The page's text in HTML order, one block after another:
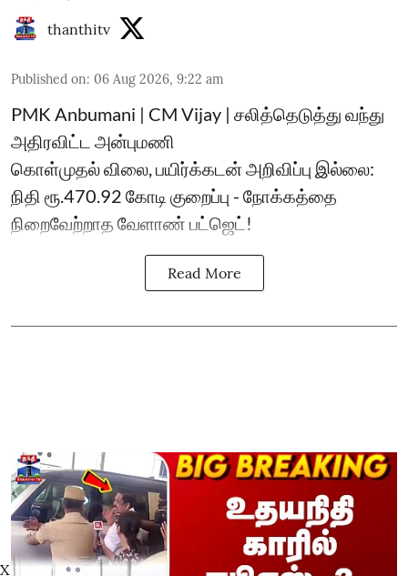
thanthitv
Published on: 06 Aug 2026, 9:22 am
PMK Anbumani | CM Vijay | சலித்தெடுத்து வந்து
அதிரவிட்ட அன்புமணி
கொள்முதல் விலை, பயிர்க்கடன் அறிவிப்பு இல்லை:
நிதி ரூ.470.92 கோடி குறைப்பு - நோக்கத்தை
நிறைவேற்றாத வேளாண் பட்ஜெட்!
Read More
X